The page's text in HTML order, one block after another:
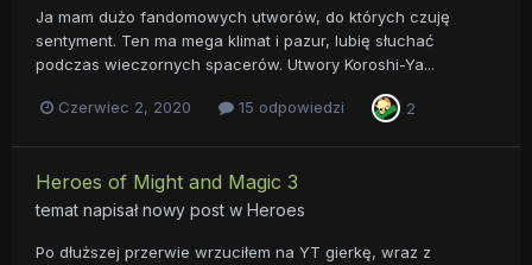
Ja mam dużo fandomowych utworów, do których czuję
sentyment. Ten ma mega klimat i pazur, lubię słuchać
podczas wieczornych spacerów. Utwory Koroshi-Ya...
Czerwiec 2, 2020 15 odpowiedzi 2
Heroes of Might and Magic 3
temat napisał nowy post w Heroes
Po dłuższej przerwie wrzuciłem na YT gierkę, wraz z